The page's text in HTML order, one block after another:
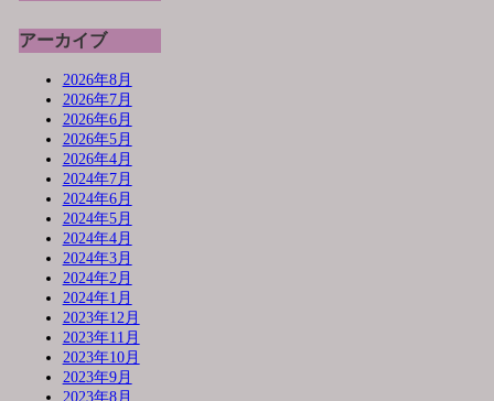
アーカイブ
2026年8月
2026年7月
2026年6月
2026年5月
2026年4月
2024年7月
2024年6月
2024年5月
2024年4月
2024年3月
2024年2月
2024年1月
2023年12月
2023年11月
2023年10月
2023年9月
2023年8月